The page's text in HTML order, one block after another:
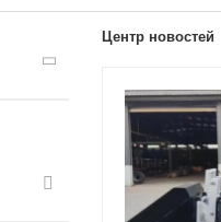
Центр новостей